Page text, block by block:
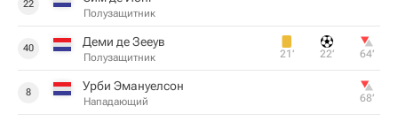
22
Полузащитник
40 Деми де Зееув
Полузащитник 21‎’‎ 22‎’‎ 64‎’‎
8 Урби Эмануелсон
Нападающий 68‎’‎